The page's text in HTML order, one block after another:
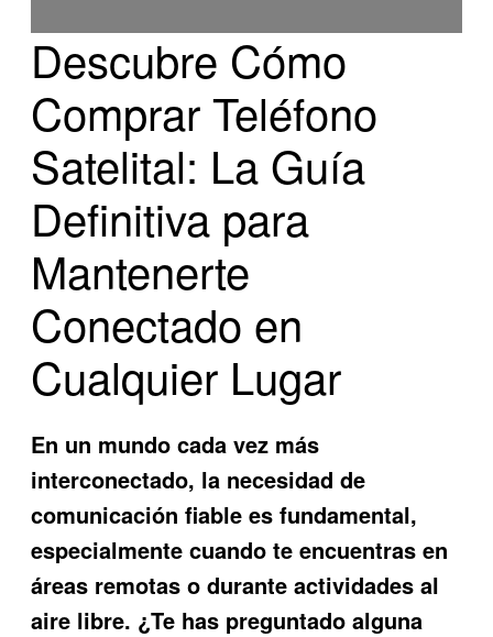
Descubre Cómo
Comprar Teléfono
Satelital: La Guía
Definitiva para
Mantenerte
Conectado en
Cualquier Lugar
En un mundo cada vez más
interconectado, la necesidad de
comunicación fiable es fundamental,
especialmente cuando te encuentras en
áreas remotas o durante actividades al
aire libre. ¿Te has preguntado alguna